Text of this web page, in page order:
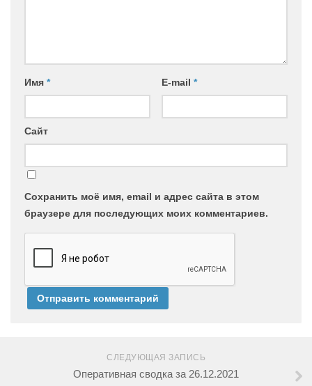
Имя * E-mail *
Сайт
Сохранить моё имя, email и адрес сайта в этом
браузере для последующих моих комментариев.
СЛЕДУЮЩАЯ ЗАПИСЬ
Оперативная сводка за 26.12.2021